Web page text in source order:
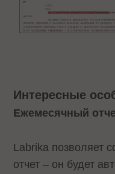
Интересные
Ежемесячный
Labrika позволяет
отчет – он будет